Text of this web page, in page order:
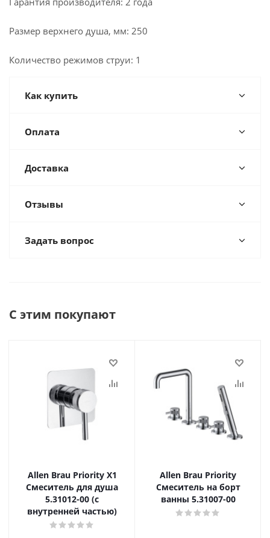
Размер верхнего душа, мм: 250
Количество режимов струи: 1
Как купить
Оплата
Доставка
Отзывы
Задать вопрос
С этим покупают
Allen Brau Priority X1
Смеситель для душа
5.31012-00 (с
внутренней частью)
Allen Brau Priority
Смеситель на борт
ванны 5.31007-00